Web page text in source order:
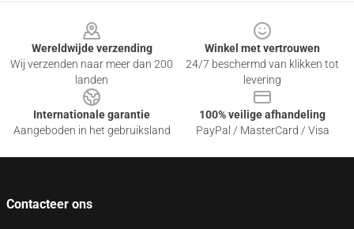
Wereldwijde verzending
Wij verzenden naar meer dan 200
landen
Winkel met vertrouwen
24/7 beschermd van klikken tot
levering
Internationale garantie
Aangeboden in het gebruiksland
100% veilige afhandeling
PayPal / MasterCard / Visa
Contacteer ons